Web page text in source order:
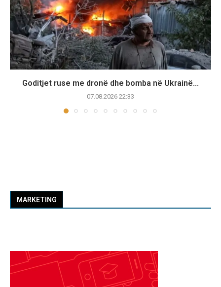
Goditjet ruse me dronë dhe bomba në Ukrainë...
07.08.2026 22:33
MARKETING